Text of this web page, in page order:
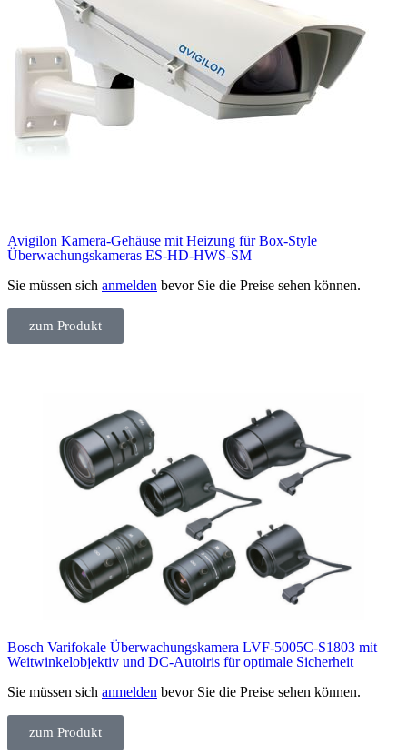
Avigilon Kamera-Gehäuse mit Heizung für Box-Style
Überwachungskameras ES-HD-HWS-SM
Sie müssen sich anmelden bevor Sie die Preise sehen können.
zum Produkt
Bosch Varifokale Überwachungskamera LVF-5005C-S1803 mit
Weitwinkelobjektiv und DC-Autoiris für optimale Sicherheit
Sie müssen sich anmelden bevor Sie die Preise sehen können.
zum Produkt